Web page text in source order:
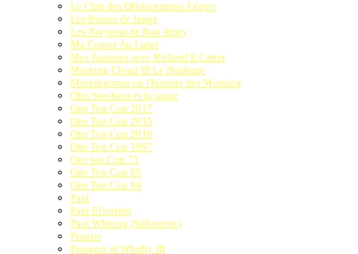
Le Clan des Déplacements Légers
Les Bosses de Jauge
Les Noryema de Ron Amey
Ma Course Au Large
Mes Journées avec Richard E.Carter
Morning Cloud III Le Naufrage
Morningtown ou l'histoire des Morning
Olin Stephens et la jauge
One Ton Cup 2017
One Ton Cup 2015
One Ton Cup 2016
One Ton Cup 1967
One ton Cup 71
One Ton Cup 85
One Ton Cup 84
Paul
Paul Elvström
Paul Whiting (Silhouette)
Pionier
Prospect of Whitby III